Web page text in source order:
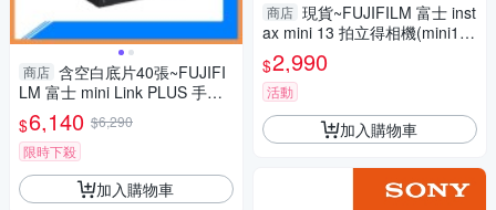
商店 含空白底片40張~FUJIFI
LM 富士 mini Link PLUS 手機
印相機 清晰細膩列印(mini link
+，公司貨)
$6,140 $6,290
限時下殺
加入購物車
商店 現貨~FUJIFILM 富士 inst
ax mini 13 拍立得相機(mini13,
公司貨)
$2,990
活動
加入購物車